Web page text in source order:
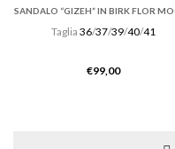
SANDALO “GIZEH” IN BIRK FLOR
Taglia 36/37/39/40/41
€99,00